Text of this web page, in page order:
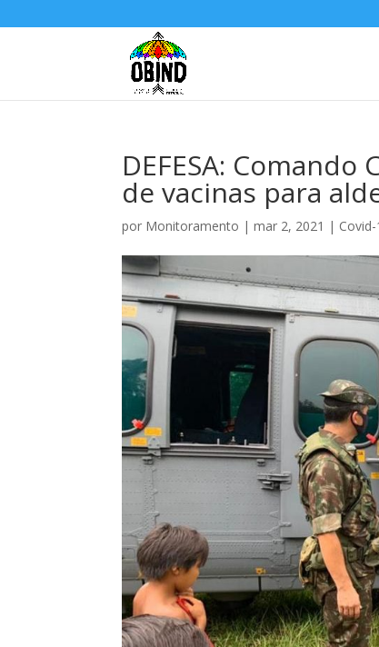
DEFESA:
de vacinas para
por Monitoramento |mar 2, 2021 | Covid-